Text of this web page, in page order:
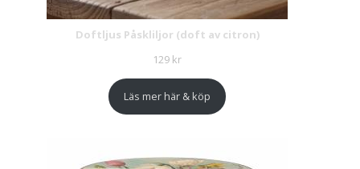
Doftljus Påskliljor (doft av citron)
129 kr
Läs mer här & köp